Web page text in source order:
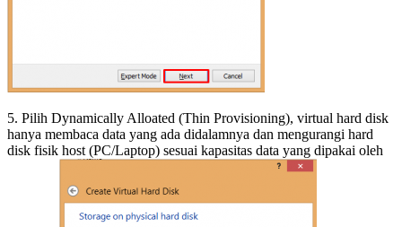
5. Pilih Dynamically Alloated (Thin Provisioning), virtual hard disk
hanya membaca data yang ada didalamnya dan mengurangi hard
disk fisik host (PC/Laptop) sesuai kapasitas data yang dipakai oleh